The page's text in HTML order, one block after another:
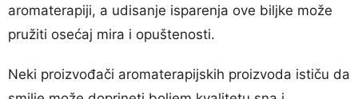
aromaterapiji, a udisanje isparenja ove biljke može
pružiti osećaj mira i opuštenosti.
Neki proizvođači aromaterapijskih proizvoda ističu da